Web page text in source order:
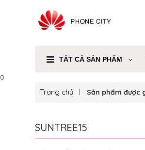
TẤT CẢ SẢN PHẨM
0
Trang chủ Sản phẩm được
SUNTREE15